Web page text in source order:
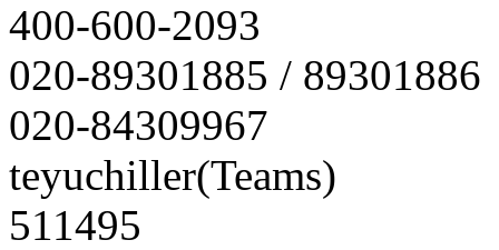
400-600-2093
020-89301885 / 89301886
020-84309967
teyuchiller(Teams)
511495